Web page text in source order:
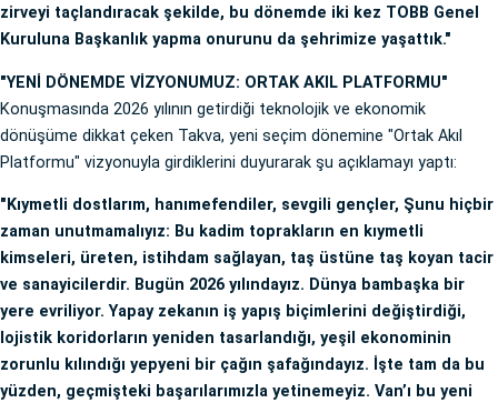
zirveyi taçlandıracak şekilde, bu dönemde iki kez TOBB Genel
Kuruluna Başkanlık yapma onurunu da şehrimize yaşattık."
"YENİ DÖNEMDE VİZYONUMUZ: ORTAK AKIL PLATFORMU"
Konuşmasında 2026 yılının getirdiği teknolojik ve ekonomik
dönüşüme dikkat çeken Takva, yeni seçim dönemine "Ortak Akıl
Platformu" vizyonuyla girdiklerini duyurarak şu açıklamayı yaptı:
"Kıymetli dostlarım, hanımefendiler, sevgili gençler, Şunu hiçbir
zaman unutmamalıyız: Bu kadim toprakların en kıymetli
kimseleri, üreten, istihdam sağlayan, taş üstüne taş koyan tacir
ve sanayicilerdir. Bugün 2026 yılındayız. Dünya bambaşka bir
yere evriliyor. Yapay zekanın iş yapış biçimlerini değiştirdiği,
lojistik koridorların yeniden tasarlandığı, yeşil ekonominin
zorunlu kılındığı yepyeni bir çağın şafağındayız. İşte tam da bu
yüzden, geçmişteki başarılarımızla yetinemeyiz. Van’ı bu yeni